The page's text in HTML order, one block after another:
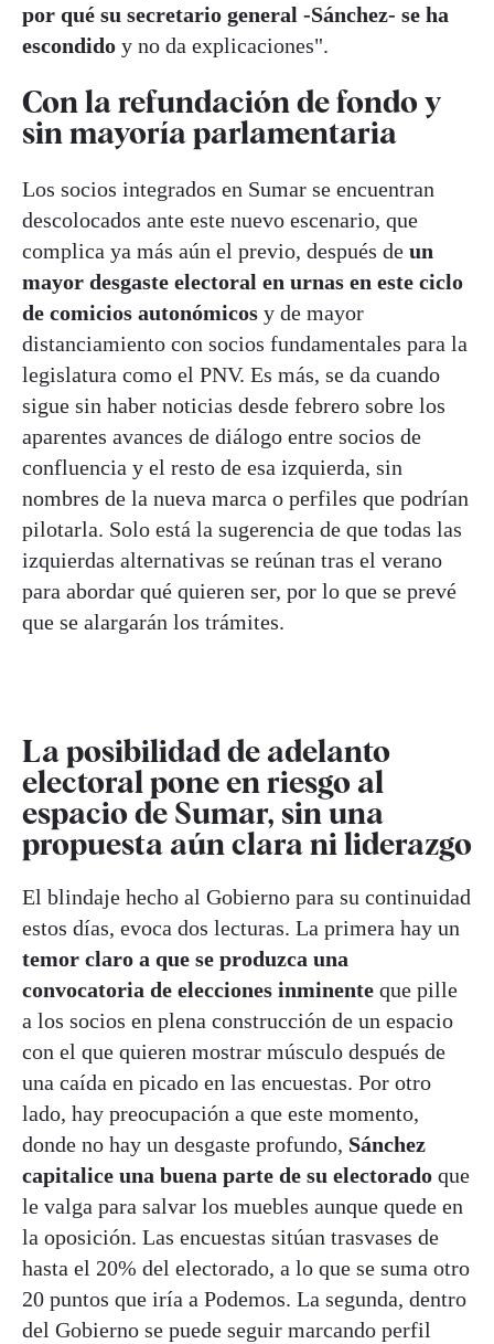
por qué su secretario general -Sánchez- se ha
escondido y no da explicaciones".
Con la refundación de fondo y
sin mayoría parlamentaria
Los socios integrados en Sumar se encuentran
descolocados ante este nuevo escenario, que
complica ya más aún el previo, después de un
mayor desgaste electoral en urnas en este ciclo
de comicios autonómicos y de mayor
distanciamiento con socios fundamentales para la
legislatura como el PNV. Es más, se da cuando
sigue sin haber noticias desde febrero sobre los
aparentes avances de diálogo entre socios de
confluencia y el resto de esa izquierda, sin
nombres de la nueva marca o perfiles que podrían
pilotarla. Solo está la sugerencia de que todas las
izquierdas alternativas se reúnan tras el verano
para abordar qué quieren ser, por lo que se prevé
que se alargarán los trámites.
La posibilidad de adelanto
electoral pone en riesgo al
espacio de Sumar, sin una
propuesta aún clara ni liderazgo
El blindaje hecho al Gobierno para su continuidad
estos días, evoca dos lecturas. La primera hay un
temor claro a que se produzca una
convocatoria de elecciones inminente que pille
a los socios en plena construcción de un espacio
con el que quieren mostrar músculo después de
una caída en picado en las encuestas. Por otro
lado, hay preocupación a que este momento,
donde no hay un desgaste profundo, Sánchez
capitalice una buena parte de su electorado que
le valga para salvar los muebles aunque quede en
la oposición. Las encuestas sitúan trasvases de
hasta el 20% del electorado, a lo que se suma otro
20 puntos que iría a Podemos. La segunda, dentro
del Gobierno se puede seguir marcando perfil